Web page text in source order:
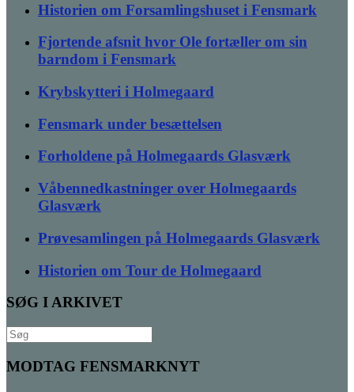
Historien om Forsamlingshuset i Fensmark
Fjortende afsnit hvor Ole fortæller om sin
barndom i Fensmark
Krybskytteri i Holmegaard
Fensmark under besættelsen
Forholdene på Holmegaards Glasværk
Våbennedkastninger over Holmegaards
Glasværk
Prøvesamlingen på Holmegaards Glasværk
Historien om Tour de Holmegaard
SØG I ARKIVET
Søg
efter:
MODTAG FENSMARKNYT